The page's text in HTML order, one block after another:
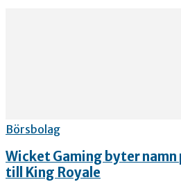
Börsbolag
Wicket Gaming byter namn
till King Royale